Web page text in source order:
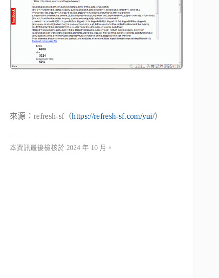
來源：refresh-sf（https://refresh-sf.com/yui/）
本資訊最後檢核於 2024 年 10 月。